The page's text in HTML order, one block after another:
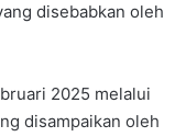
disebabkan oleh
2025 melalui
disampaikan oleh